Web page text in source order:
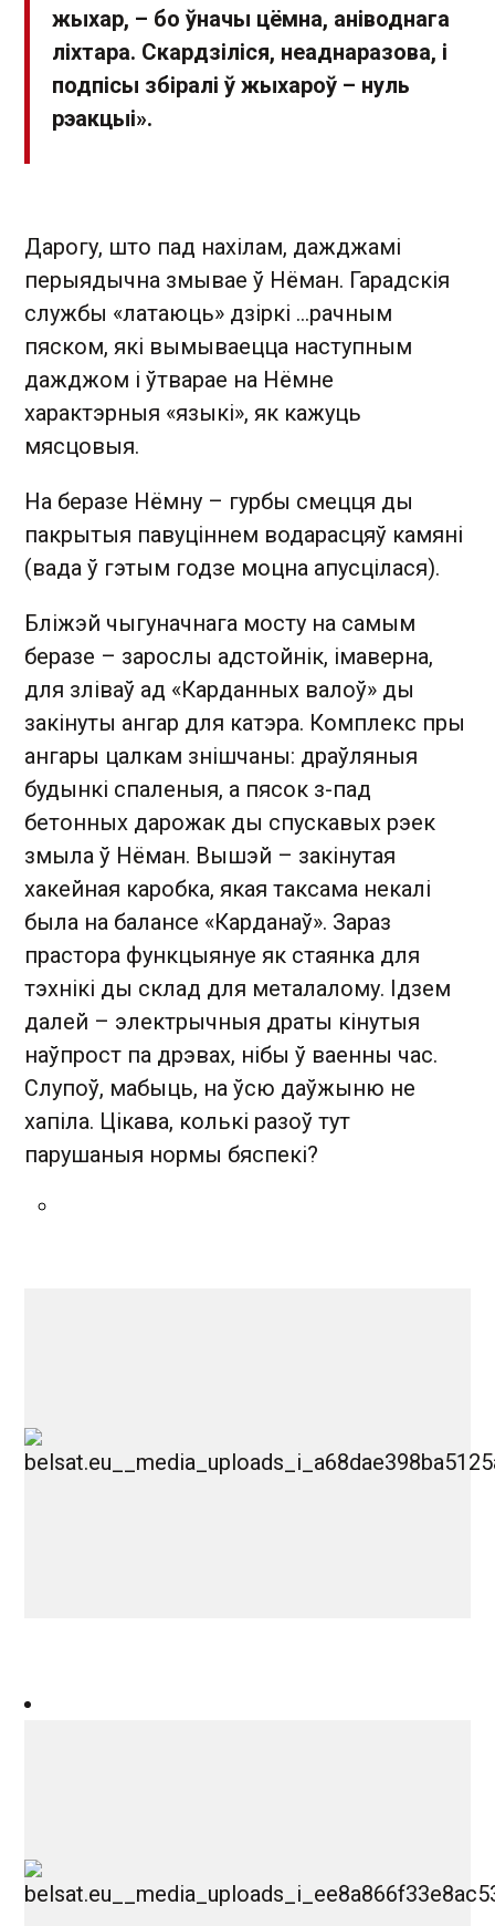
жыхар, – бо ўначы цёмна, аніводнага
ліхтара. Скардзіліся, неаднаразова, і
подпісы збіралі ў жыхароў – нуль
рэакцыі».
Дарогу, што пад нахілам, дажджамі
перыядычна змывае ў Нёман. Гарадскія
службы «латаюць» дзіркі …рачным
пяском, які вымываецца наступным
дажджом і ўтварае на Нёмне
характэрныя «языкі», як кажуць
мясцовыя.
На беразе Нёмну – гурбы смецця ды
пакрытыя павуціннем водарасцяў камяні
(вада ў гэтым годзе моцна апусцілася).
Бліжэй чыгуначнага мосту на самым
беразе – зарослы адстойнік, імаверна,
для зліваў ад «Карданных валоў» ды
закінуты ангар для катэра. Комплекс пры
ангары цалкам знішчаны: драўляныя
будынкі спаленыя, а пясок з-пад
бетонных дарожак ды спускавых рэек
змыла ў Нёман. Вышэй – закінутая
хакейная каробка, якая таксама некалі
была на балансе «Карданаў». Зараз
прастора функцыянуе як стаянка для
тэхнікі ды склад для металалому. Ідзем
далей – электрычныя драты кінутыя
наўпрост па дрэвах, нібы ў ваенны час.
Слупоў, мабыць, на ўсю даўжыню не
хапіла. Цікава, колькі разоў тут
парушаныя нормы бяспекі?